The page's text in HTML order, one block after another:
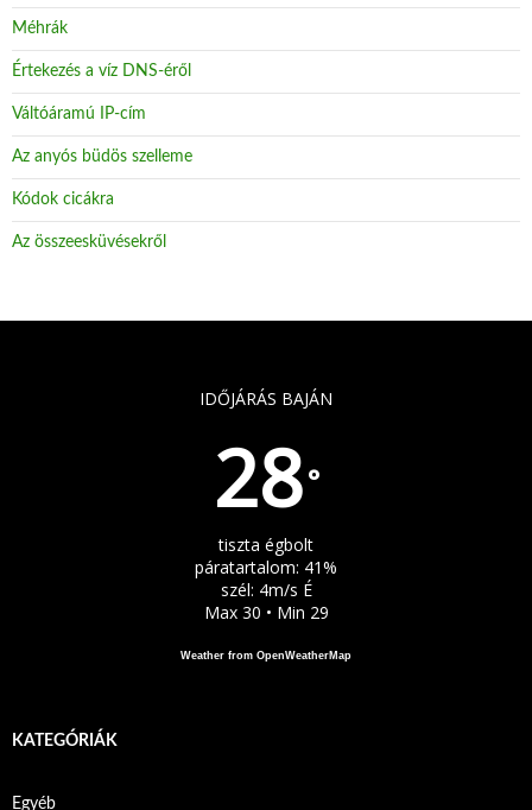
Méhrák
Értekezés a víz DNS-éről
Váltóáramú IP-cím
Az anyós büdös szelleme
Kódok cicákra
Az összeesküvésekről
IDŐJÁRÁS BAJÁN
28°
tiszta égbolt
páratartalom: 41%
szél: 4m/s É
Max 30 • Min 29
Weather from OpenWeatherMap
KATEGÓRIÁK
Egyéb